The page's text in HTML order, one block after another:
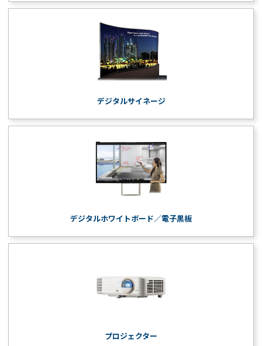
デジタルサイネージ
デジタルホワイトボード／電子黒板
プロジェクター